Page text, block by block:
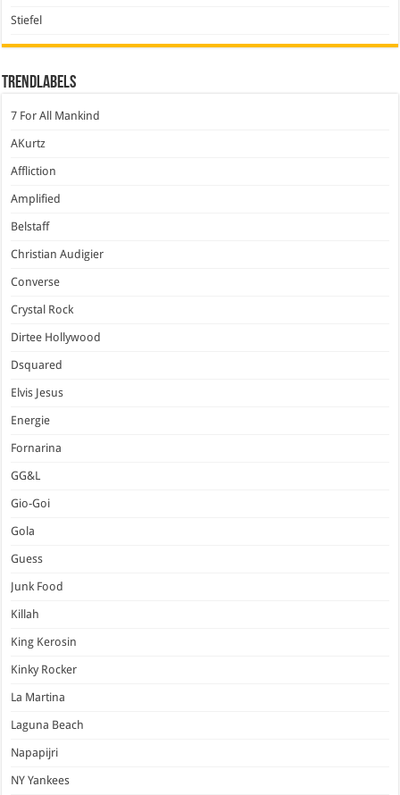
Stiefel
Trendlabels
7 For All Mankind
AKurtz
Affliction
Amplified
Belstaff
Christian Audigier
Converse
Crystal Rock
Dirtee Hollywood
Dsquared
Elvis Jesus
Energie
Fornarina
GG&L
Gio-Goi
Gola
Guess
Junk Food
Killah
King Kerosin
Kinky Rocker
La Martina
Laguna Beach
Napapijri
NY Yankees